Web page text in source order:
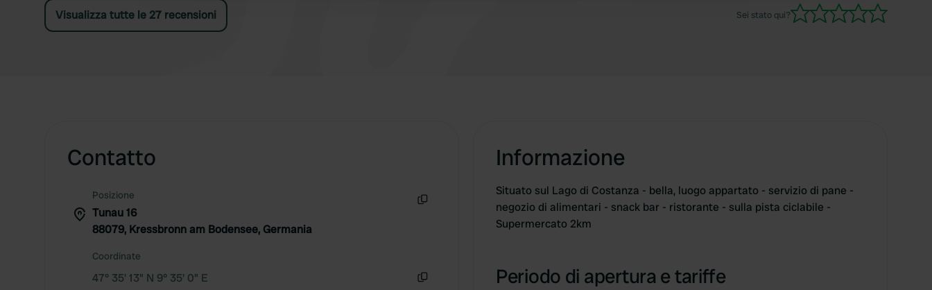
Lago di Costanza, quindi c'era
Visualizza tutte le 27 recensioni Sei stato qui?
Contatto
Posizione
Tunau 16
88079, Kressbronn am Bodensee, Germania
Coordinate
47° 35' 13" N 9° 35' 0" E
Informazione
Situato sul Lago di Costanza - bella, luogo appartato - servizio di pane -
negozio di alimentari - snack bar - ristorante - sulla pista ciclabile -
Supermercato 2km
Periodo di apertura e tariffe